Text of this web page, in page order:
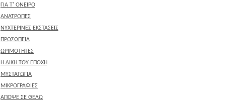
ΓΙΑ Τ' ΟΝΕΙΡΟ
ΑΝΑΤΡΟΠΕΣ
ΝΥΧΤΕΡΙΝΕΣ ΕΚΣΤΑΣΕΙΣ
ΠΡΟΣΩΠΕΙΑ
ΩΡΙΜΟΤΗΤΕΣ
Η ΔΙΚΗ ΤΟΥ ΕΠΟΧΗ
ΜΥΣΤΑΓΩΓΙΑ
ΜΙΚΡΟΓΡΑΦΙΕΣ
ΑΠΟΨΕ ΣΕ ΘΕΛΩ